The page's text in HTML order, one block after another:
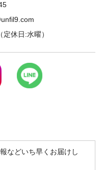
休日:水曜）
などいち早くお届けし